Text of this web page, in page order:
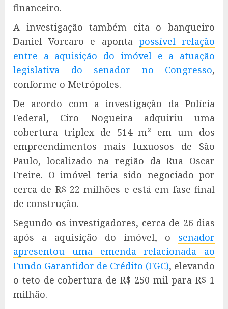
financeiro.
A investigação também cita o banqueiro
Daniel Vorcaro e aponta possível relação
entre a aquisição do imóvel e a atuação
legislativa do senador no Congresso,
conforme o Metrópoles.
De acordo com a investigação da Polícia
Federal, Ciro Nogueira adquiriu uma
cobertura triplex de 514 m² em um dos
empreendimentos mais luxuosos de São
Paulo, localizado na região da Rua Oscar
Freire. O imóvel teria sido negociado por
cerca de R$ 22 milhões e está em fase final
de construção.
Segundo os investigadores, cerca de 26 dias
após a aquisição do imóvel, o senador
apresentou uma emenda relacionada ao
Fundo Garantidor de Crédito (FGC), elevando
o teto de cobertura de R$ 250 mil para R$ 1
milhão.